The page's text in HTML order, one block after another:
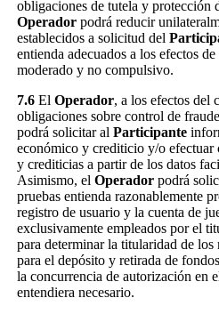
obligaciones de tutela y protección
Operador podrá reducir
establecidos a solicitud del
entienda adecuados a los efectos
moderado y no compulsivo.
7.6El Operador, a los efectos del
obligaciones sobre control de
podrá solicitar al Participante
económico y crediticio y/o efectuar
y crediticias a partir de los datos
Asimismo, el Operadorpodrá
pruebas entienda razonablemente
registro de usuario y la cuenta de
exclusivamente empleados por el
para determinar la titularidad de los
para el depósito y retirada de
la concurrencia de autorización en
entendiera necesario.